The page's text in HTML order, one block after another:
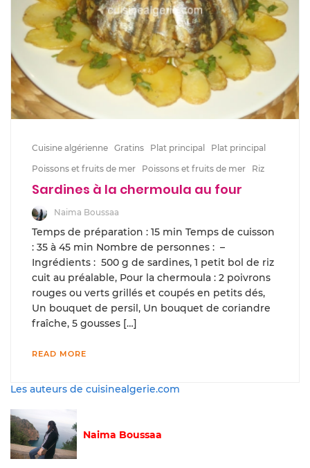
Cuisine algérienne Gratins Plat principal
Plat principal
Poissons et fruits de mer
Poissons et fruits de mer Riz
Sardines à la chermoula au four
Naima Boussaa
Temps de préparation : 15 min Temps de cuisson
: 35 à 45 min Nombre de personnes : –
Ingrédients : 500 g de sardines, 1 petit bol de riz
cuit au préalable, Pour la chermoula : 2 poivrons
rouges ou verts grillés et coupés en petits dés,
Un bouquet de persil, Un bouquet de coriandre
fraîche, 5 gousses […]
READ MORE
Les auteurs de cuisinealgerie.com
Naima Boussaa